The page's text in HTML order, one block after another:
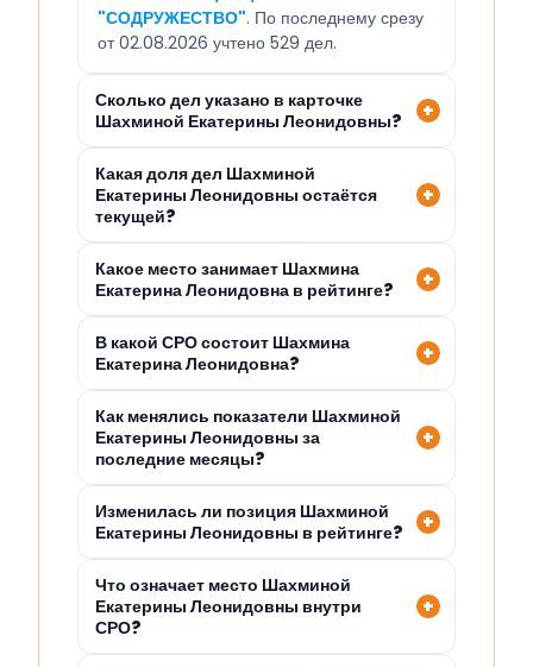
"СОДРУЖЕСТВО". По последнему срезу
от 02.08.2026 учтено 529 дел.
Сколько дел указано в карточке
Шахминой Екатерины Леонидовны?
Какая доля дел Шахминой
Екатерины Леонидовны остаётся
текущей?
Какое место занимает Шахмина
Екатерина Леонидовна в рейтинге?
В какой СРО состоит Шахмина
Екатерина Леонидовна?
Как менялись показатели Шахминой
Екатерины Леонидовны за
последние месяцы?
Изменилась ли позиция Шахминой
Екатерины Леонидовны в рейтинге?
Что означает место Шахминой
Екатерины Леонидовны внутри
СРО?